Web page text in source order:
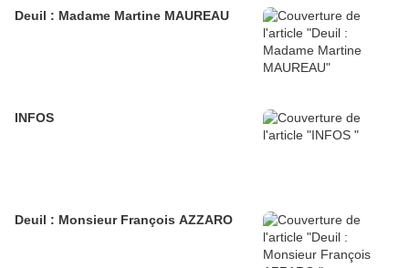
Deuil : Madame Martine MAUREAU
INFOS
Deuil : Monsieur François AZZARO